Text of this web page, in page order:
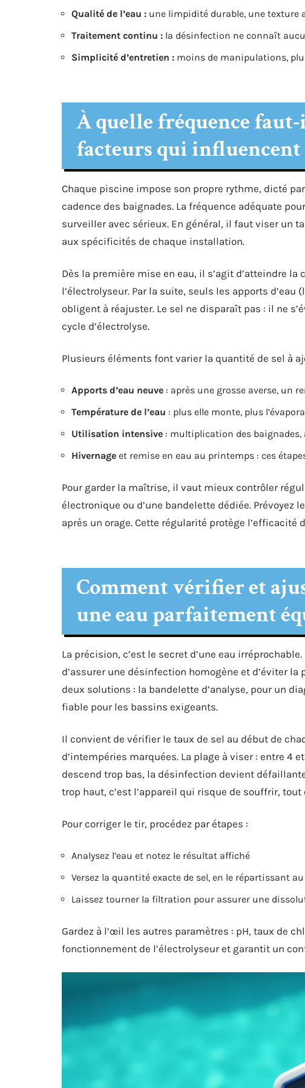
Qualité de l’eau : une limpidité durable, une texture
Traitement continu : la désinfection ne connaît
Simplicité d’entretien : moins de manipulations,
À quelle fréquence
facteurs qui influencent
Chaque piscine impose son propre rythme, dicté
cadence des baignades. La fréquence adéquate
surveiller avec sérieux. En général, il faut viser un
aux spécificités de chaque installation.
Dès la première mise en eau, il s’agit d’atteindre
l’électrolyseur. Par la suite, seuls les apports
obligent à réajuster. Le sel ne disparaît pas : il ne
cycle d’électrolyse.
Plusieurs éléments font varier la quantité de sel à
Apports d’eau neuve : après une grosse averse, un
Température de l’eau : plus elle monte, plus
Utilisation intensive : multiplication des baignades,
Hivernage et remise en eau au printemps : ces
Pour garder la maîtrise, il vaut mieux contrôler
électronique ou d’une bandelette dédiée.
après un orage. Cette régularité protège
Comment vérifier et
une eau parfaitement
La précision, c’est le secret d’une eau
d’assurer une désinfection homogène et d’éviter
deux solutions : la bandelette d’analyse, pour un
fiable pour les bassins exigeants.
Il convient de vérifier le taux de sel au début de
d’intempéries marquées. La plage à viser : entre 4
descend trop bas, la désinfection devient
trop haut, c’est l’appareil qui risque de souffrir,
Pour corriger le tir, procédez par étapes :
Analysez l’eau et notez le résultat affiché
Versez la quantité exacte de sel, en le répartissant
Laissez tourner la filtration pour assurer une
Gardez à l’œil les autres paramètres : pH, taux de
fonctionnement de l’électrolyseur et garantit un